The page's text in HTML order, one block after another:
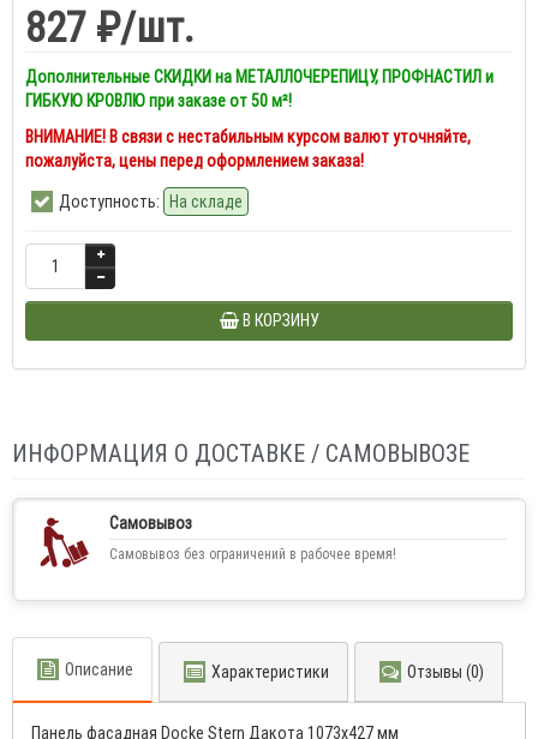
827 ₽/шт.
Дополнительные СКИДКИ на МЕТАЛЛОЧЕРЕПИЦУ, ПРОФНАСТИЛ и
ГИБКУЮ КРОВЛЮ при заказе от 50 м²!
ВНИМАНИЕ! В связи с нестабильным курсом валют уточняйте,
пожалуйста, цены перед оформлением заказа!
Доступность: На складе
В КОРЗИНУ
ИНФОРМАЦИЯ О ДОСТАВКЕ / САМОВЫВОЗЕ
Самовывоз
Самовывоз без ограничений в рабочее время!
Описание Характеристики Отзывы (0)
Панель фасадная Docke Stern Дакота 1073х427 мм